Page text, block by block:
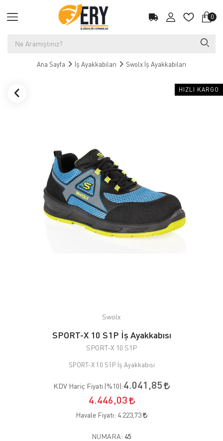
0
Ana Sayfa İş Ayakkabıları Swolx İş Ayakkabıları
HIZLI KARGO
Swolx
SPORT-X 10 S1P İş Ayakkabısı
SPORT-X 10 S1P
SPORT-X 10 S1P İş Ayakkabısı
KDV Hariç Fiyatı (%10):4.041,85
4.446,03
Havale Fiyatı: 4.223,73
NUMARA: 45